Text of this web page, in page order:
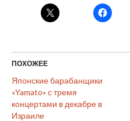
ПОХОЖЕЕ
Японские барабанщики
«Yamato» с тремя
концертами в декабре в
Израиле